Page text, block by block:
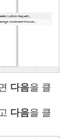
다음을 클
다음을 클